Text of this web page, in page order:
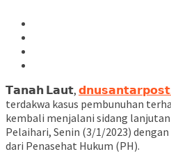
𝗧𝗮𝗻𝗮𝗵 𝗟𝗮𝘂𝘁,
terdakwa kasus pembunuhan
kembali menjalani sidang
Pelaihari, Senin (3/1/2023)
dari Penasehat Hukum (PH).